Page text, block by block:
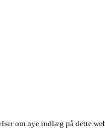
om nye indlæg på dette